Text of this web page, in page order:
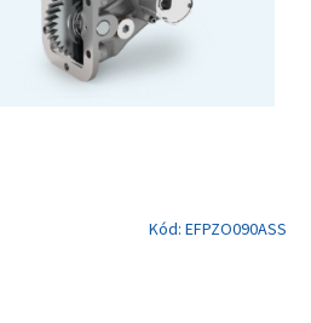
Kód: EFPZO090ASS